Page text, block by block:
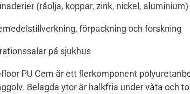
(råolja, koppar, zink, nickel, aluminium)
förpackning och forskning
på sjukhus
PU Cem är ett flerkomponent
Belagda ytor är halkfria under våta och